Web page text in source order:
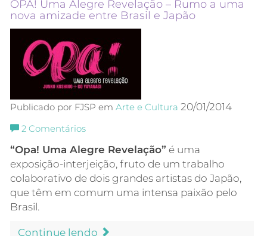
OPA! Uma Alegre Revelação – Rumo a uma
nova amizade entre Brasil e Japão
Publicado por FJSP em Arte e Cultura 20/01/2014
2 Comentários
“Opa! Uma Alegre Revelação” é uma
exposição-interjeição, fruto de um trabalho
colaborativo de dois grandes artistas do Japão,
que têm em comum uma intensa paixão pelo
Brasil.
Continue lendo